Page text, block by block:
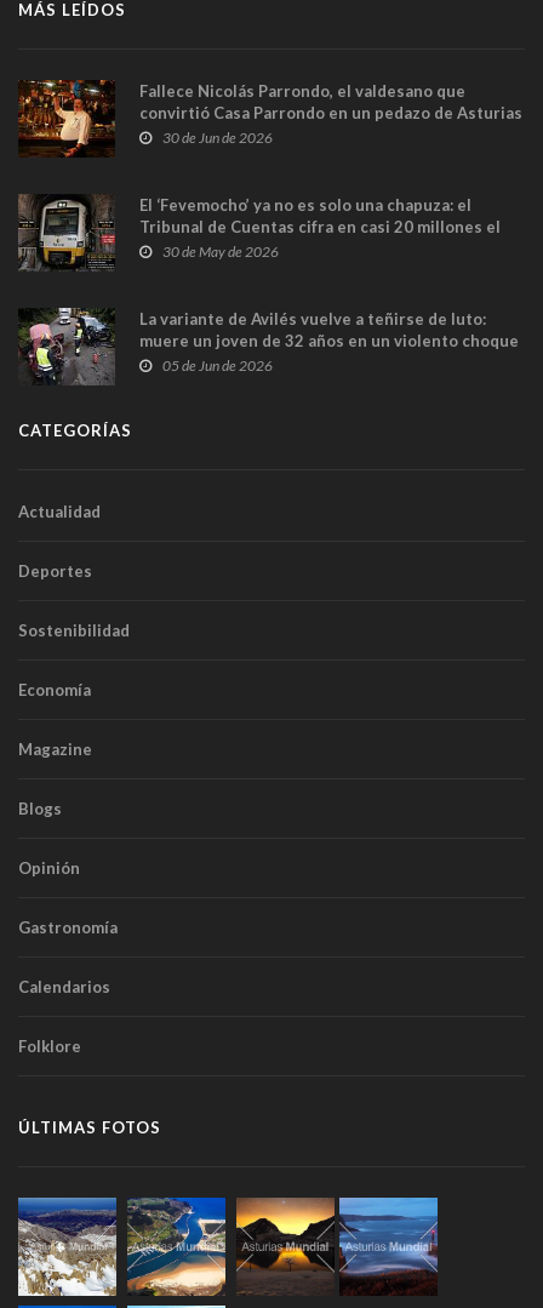
MÁS LEÍDOS
Fallece Nicolás Parrondo, el valdesano que
convirtió Casa Parrondo en un pedazo de Asturias
en Madrid
30 de Jun de 2026
El ‘Fevemocho’ ya no es solo una chapuza: el
Tribunal de Cuentas cifra en casi 20 millones el
sobrecoste de los trenes que no cabían por los
30 de May de 2026
La variante de Avilés vuelve a teñirse de luto:
muere un joven de 32 años en un violento choque
frontal
05 de Jun de 2026
CATEGORÍAS
Actualidad
Deportes
Sostenibilidad
Economía
Magazine
Blogs
Opinión
Gastronomía
Calendarios
Folklore
ÚLTIMAS FOTOS